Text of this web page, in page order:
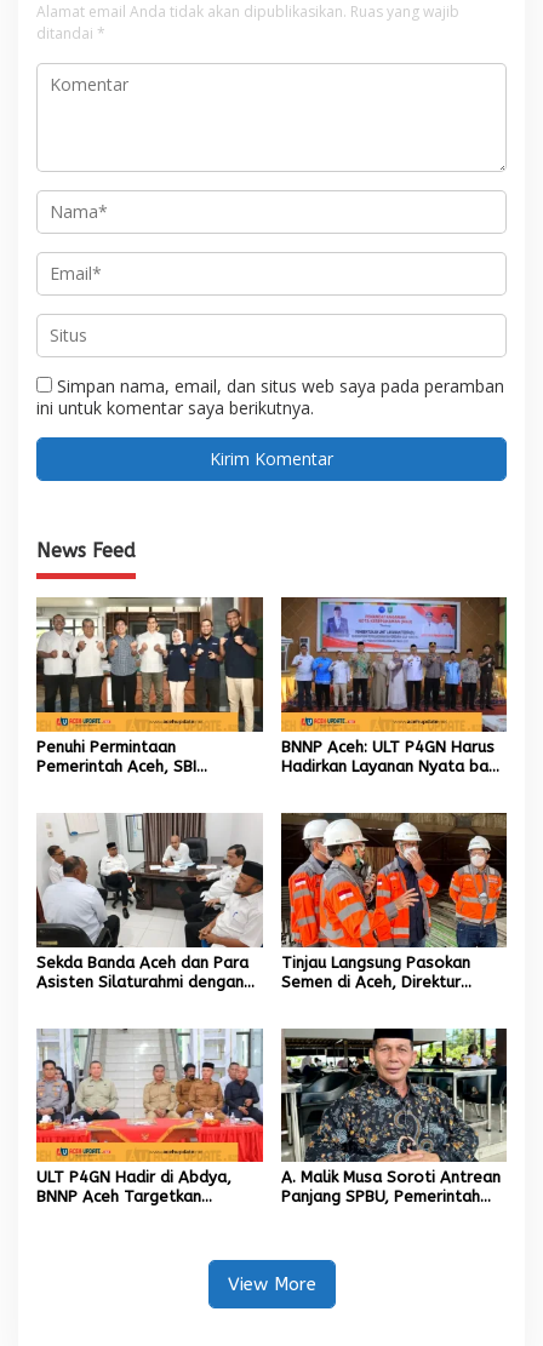
Alamat email Anda tidak akan dipublikasikan. Ruas yang wajib
ditandai *
Simpan nama, email, dan situs web saya pada peramban
ini untuk komentar saya berikutnya.
News Feed
Penuhi Permintaan
Pemerintah Aceh, SBI
BNNP Aceh: ULT P4GN Harus
Hadirkan Layanan Nyata bagi
Sekda Banda Aceh dan Para
Asisten Silaturahmi dengan
Tinjau Langsung Pasokan
Semen di Aceh, Direktur
ULT P4GN Hadir di Abdya,
BNNP Aceh Targetkan
A. Malik Musa Soroti Antrean
Panjang SPBU, Pemerintah
View More